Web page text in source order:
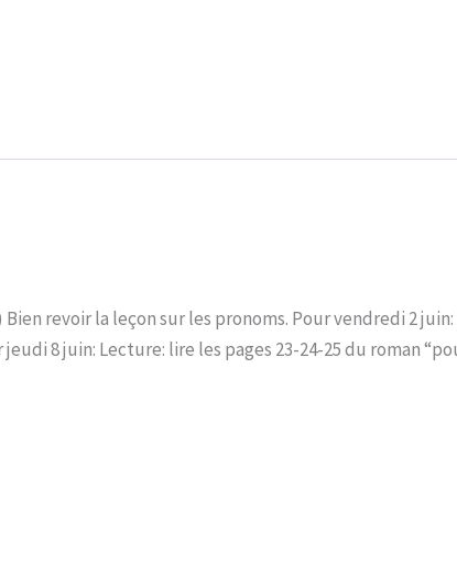
revoir la leçon sur les pronoms. Pour vendredi 2
8 juin: Lecture: lire les pages 23-24-25 du roman